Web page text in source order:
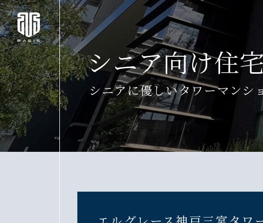
シニア向け住宅
シニアに優しいタワーマンシ